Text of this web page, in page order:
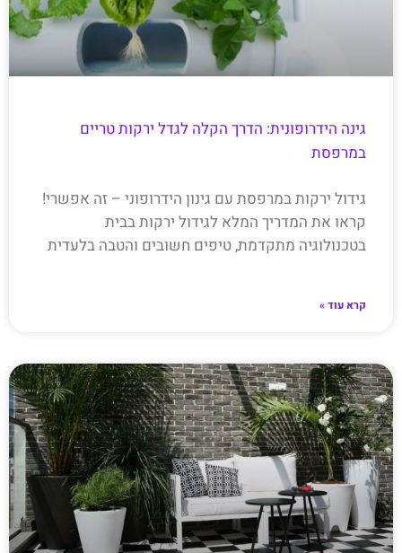
גינה הידרופונית: הדרך הקלה לגדל ירקות טריים
במרפסת
גידול ירקות במרפסת עם גינון הידרופוני – זה אפשרי!
קראו את המדריך המלא לגידול ירקות בבית
בטכנולוגיה מתקדמת, טיפים חשובים והטבה בלעדית
קרא עוד »